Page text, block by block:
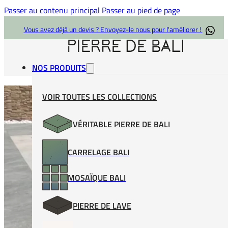
Passer au contenu principal Passer au pied de page
Vous avez déjà un devis ? Envoyez-le nous pour l'améliorer !
NOS PRODUITS
VOIR TOUTES LES COLLECTIONS
VÉRITABLE PIERRE DE BALI
CARRELAGE BALI
MOSAÏQUE BALI
PIERRE DE LAVE
Carrelage Piscine Bali Gris